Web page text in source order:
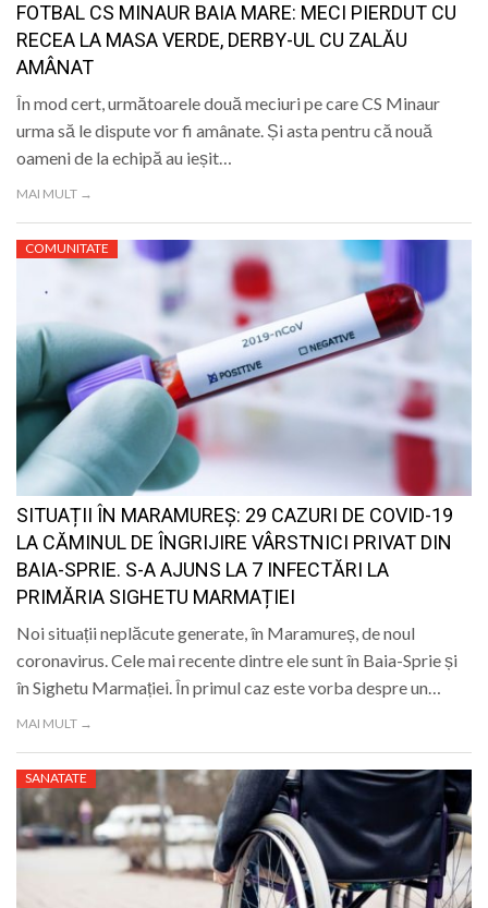
FOTBAL CS MINAUR BAIA MARE: MECI PIERDUT CU
RECEA LA MASA VERDE, DERBY-UL CU ZALĂU
AMÂNAT
În mod cert, următoarele două meciuri pe care CS Minaur
urma să le dispute vor fi amânate. Și asta pentru că nouă
oameni de la echipă au ieșit…
MAI MULT →
COMUNITATE
SITUAȚII ÎN MARAMUREȘ: 29 CAZURI DE COVID-19
LA CĂMINUL DE ÎNGRIJIRE VÂRSTNICI PRIVAT DIN
BAIA-SPRIE. S-A AJUNS LA 7 INFECTĂRI LA
PRIMĂRIA SIGHETU MARMAȚIEI
Noi situații neplăcute generate, în Maramureș, de noul
coronavirus. Cele mai recente dintre ele sunt în Baia-Sprie și
în Sighetu Marmației. În primul caz este vorba despre un…
MAI MULT →
SANATATE